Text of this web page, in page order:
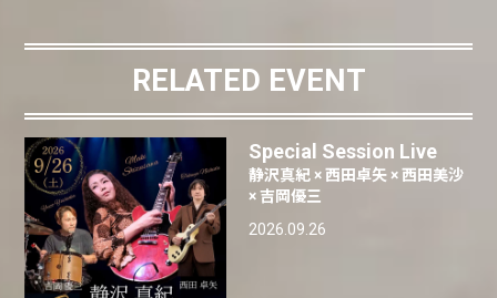
RELATED EVENT
Special Session Live
静沢真紀 × 西田卓矢 × 西田美沙
× 吉岡優三
2026.09.26